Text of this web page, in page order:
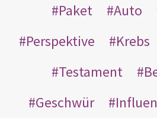
Paket
Auto
Perspektive
Krebs
Testament
Geschwür